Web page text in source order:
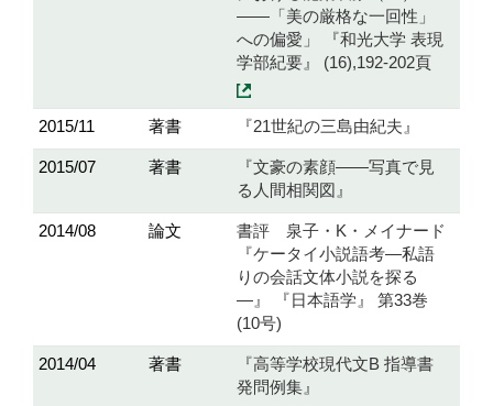
――「美の厳格な一回性」
への偏愛」 『和光大学 表現
学部紀要』 (16),192-202頁
2015/11 著書 『21世紀の三島由紀夫』
2015/07 著書
『文豪の素顔――写真で見
る人間相関図』
2014/08 論文
書評 泉子・K・メイナード
『ケータイ小説語考―私語
りの会話文体小説を探る
―』 『日本語学』 第33巻
(10号)
2014/04 著書
『高等学校現代文B 指導書
発問例集』